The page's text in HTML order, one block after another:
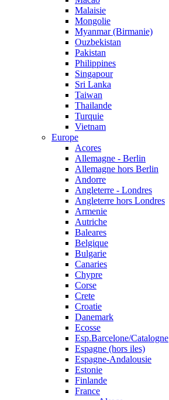
Malaisie
Mongolie
Myanmar (Birmanie)
Ouzbekistan
Pakistan
Philippines
Singapour
Sri Lanka
Taiwan
Thailande
Turquie
Vietnam
Europe
Acores
Allemagne - Berlin
Allemagne hors Berlin
Andorre
Angleterre - Londres
Angleterre hors Londres
Armenie
Autriche
Baleares
Belgique
Bulgarie
Canaries
Chypre
Corse
Crete
Croatie
Danemark
Ecosse
Esp.Barcelone/Catalogne
Espagne (hors iles)
Espagne-Andalousie
Estonie
Finlande
France